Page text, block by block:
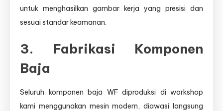
untuk menghasilkan gambar kerja yang presisi dan
sesuai standar keamanan.
3. Fabrikasi Komponen
Baja
Seluruh komponen baja WF diproduksi di workshop
kami menggunakan mesin modern, diawasi langsung